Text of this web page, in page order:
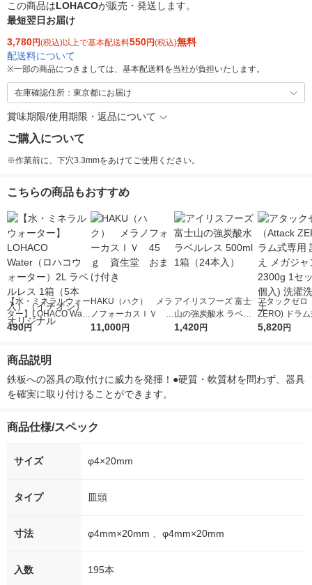
この商品はLOHACOが販売・発送します。
最短翌日お届け
3,780円(税込)以上で基本配送料550円(税込)無料
配送料について
※一部の商品につきましては、基本配送料を当社が負担いたします。
在庫確認住所：東京都にお届け
賞味期限/使用期限・返品について
ご購入について
※作業前に、下穴3.3mmをあけてご使用ください。
こちらの商品もおすすめ
【水・ミネラルウォー
ター】LOHACO Wate
r（ロハコウォータ
シ） オリジナル
490円
HAKU（ハク） メラ
ノフォーカスＩＶ 4
5ｇ 資生堂 おまけ
11,000円
アイリスフーズ 富士
山の強炭酸水 ラベル
レス 500ml 1箱（24
1,420円
アタックゼロ
ZERO) ドラ
詰め替え メガ
5,820円
商品説明
鉄板への器具の取付けに威力を発揮！●硬質・軟質材を問わず、器具
を確実に取り付けることができます。
商品仕様/スペック
サイズ φ4×20mm
タイプ 皿頭
寸法 φ4mm×20mm 、φ4mm×20mm
入数 195本